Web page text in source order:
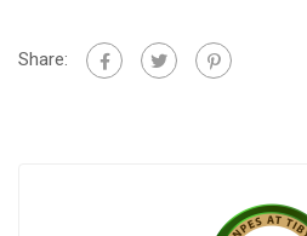
Share: